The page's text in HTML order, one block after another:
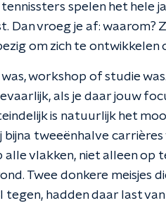
spelen het hele
Dan vroeg je af: waarom?
om zich te ontwikkelen
workshop of studie
als je daar jouw
is natuurlijk het
tweeënhalve
vlakken, niet alleen op
Twee donkere meisjes
hadden daar last